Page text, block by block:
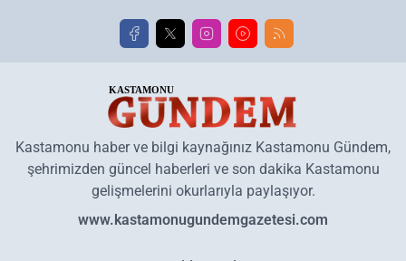
Kastamonu haber ve bilgi kaynağınız Kastamonu Gündem,
şehrimizden güncel haberleri ve son dakika Kastamonu
gelişmelerini okurlarıyla paylaşıyor.
www.kastamonugundemgazetesi.com